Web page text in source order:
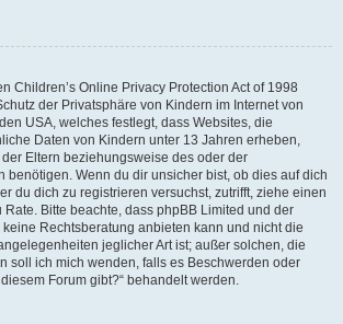
Children’s Online Privacy Protection Act of 1998
der Privatsphäre von Kindern im Internet von
USA, welches festlegt, dass Websites, die
Daten von Kindern unter 13 Jahren erheben,
Eltern beziehungsweise des oder der
benötigen. Wenn du dir unsicher bist, ob dies auf dich
du dich zu registrieren versuchst, zutrifft, ziehe einen
Bitte beachte, dass phpBB Limited und der
keine Rechtsberatung anbieten kann und nicht die
jeglicher Art ist; außer solchen, die
soll ich mich wenden, falls es Beschwerden oder
Forum gibt?“ behandelt werden.